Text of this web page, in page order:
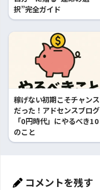
択”完全ガイド
稼げない初期こそチャンス
だった！アドセンスブログ
「0円時代」にやるべき10
のこと
コメントを残す